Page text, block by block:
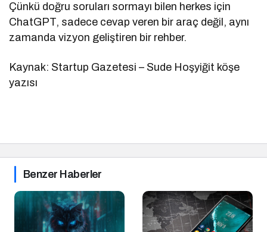
Çünkü doğru soruları sormayı bilen herkes için
ChatGPT, sadece cevap veren bir araç değil, aynı
zamanda vizyon geliştiren bir rehber.
Kaynak: Startup Gazetesi – Sude Hoşyiğit köşe
yazısı
Benzer Haberler